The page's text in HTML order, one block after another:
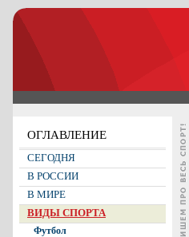
ОГЛАВЛЕНИЕ
СЕГОДНЯ
В РОССИИ
В МИРЕ
ВИДЫ СПОРТА
Футбол